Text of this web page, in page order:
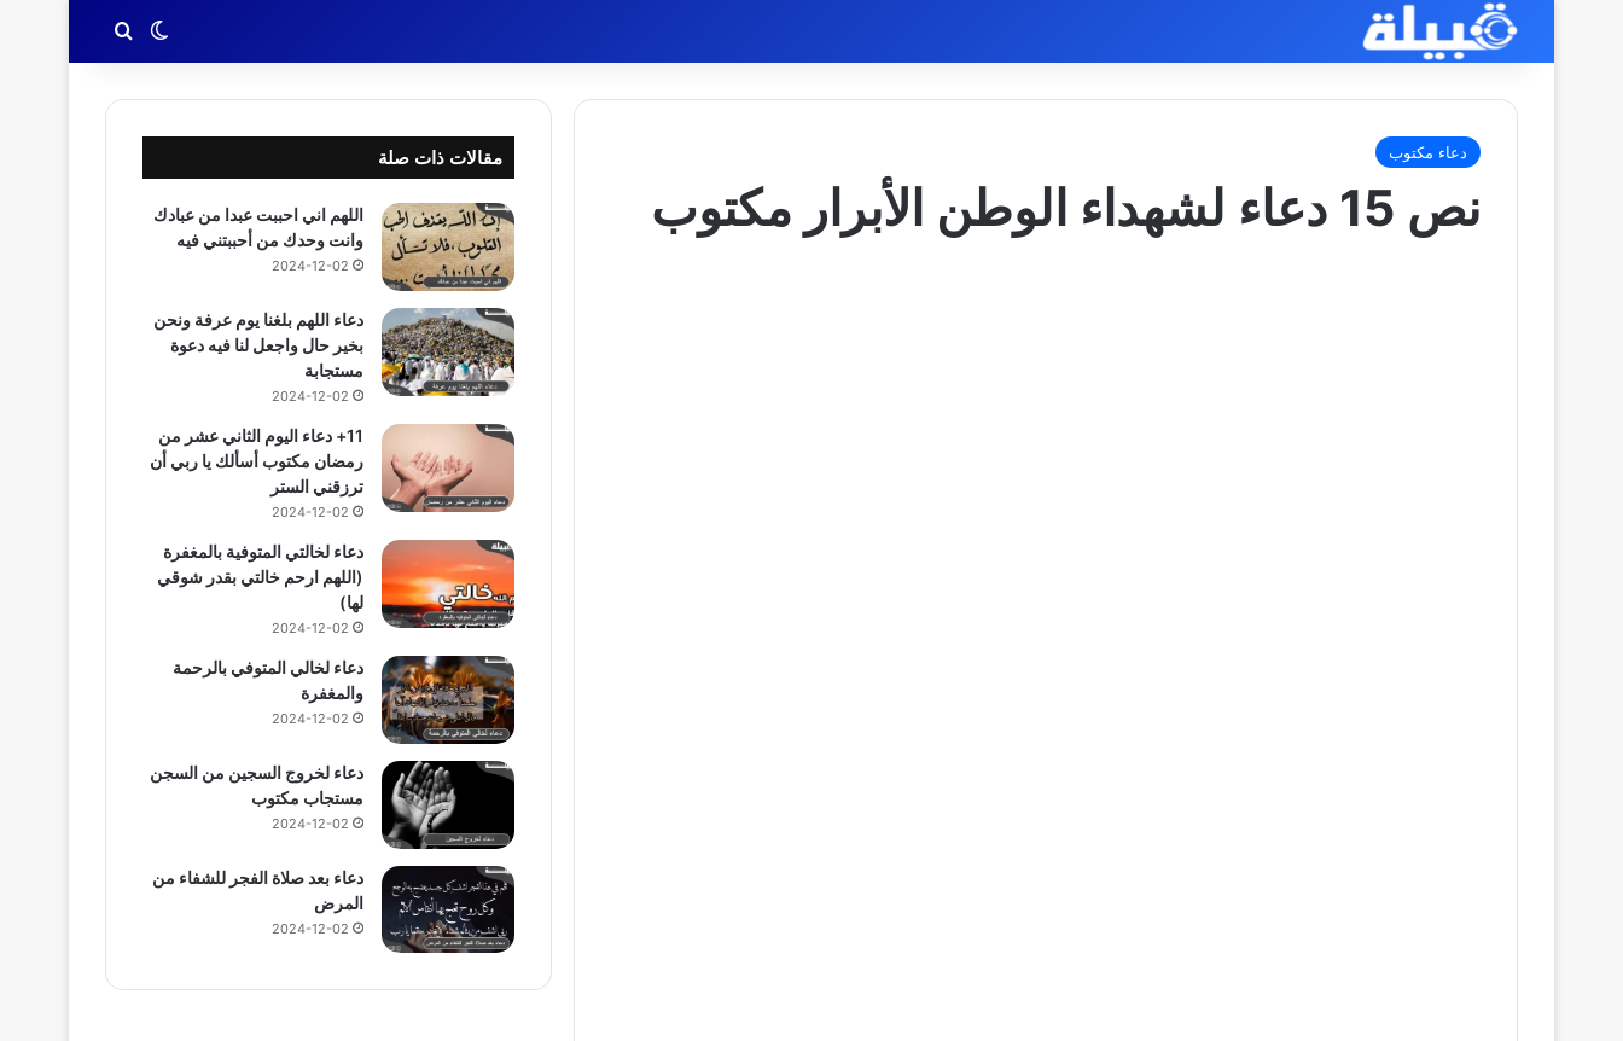
الوضع المظلم
بحث عن
دعاء مكتوب
نص 15 دعاء لشهداء الوطن الأبرار مكتوب
مقالات ذات صلة
اللهم اني احببت عبدا من عبادك
وانت وحدك من أحببتني فيه
2024-12-02
دعاء اللهم بلغنا يوم عرفة ونحن
بخير حال واجعل لنا فيه دعوة
مستجابة
2024-12-02
11+ دعاء اليوم الثاني عشر من
رمضان مكتوب أسألك يا ربي أن
ترزقني الستر
2024-12-02
دعاء لخالتي المتوفية بالمغفرة
(اللهم ارحم خالتي بقدر شوقي
لها)
2024-12-02
دعاء لخالي المتوفي بالرحمة
والمغفرة
2024-12-02
دعاء لخروج السجين من السجن
مستجاب مكتوب
2024-12-02
دعاء بعد صلاة الفجر للشفاء من
المرض
2024-12-02